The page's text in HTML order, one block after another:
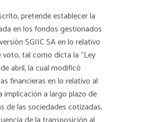
pretende establecer la
en los fondos gestionados
SGIIC SA en lo relativo
voto, tal como dicta la “Ley
abril, la cual modificó
financieras en lo relativo al
a largo plazo de
de las sociedades cotizadas,